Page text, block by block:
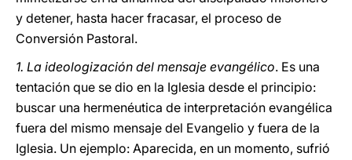
y detener, hasta hacer fracasar, el proceso de
Conversión Pastoral.
1. La ideologización del mensaje evangélico. Es una
tentación que se dio en la Iglesia desde el principio:
buscar una hermenéutica de interpretación evangélica
fuera del mismo mensaje del Evangelio y fuera de la
Iglesia. Un ejemplo: Aparecida, en un momento, sufrió